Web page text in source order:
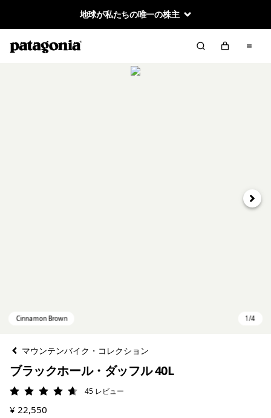
地球が私たちの唯一の株主
次へ
マウンテンバイク・コレクション
ブラックホール・ダッフル 40L
評価: 4.7 / 5
45 レビュー
¥ 22,550